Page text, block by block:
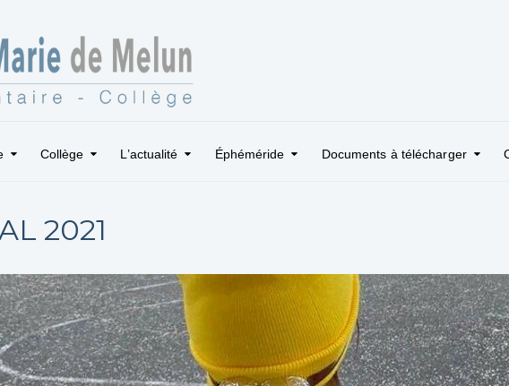
Collège L’actualité Éphéméride Documents à télécharger
2021